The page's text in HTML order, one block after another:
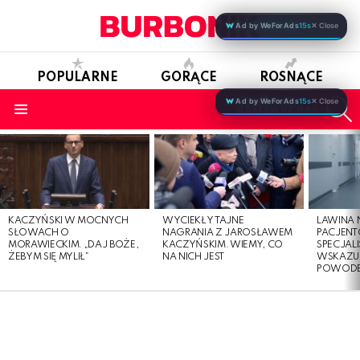
POPULARNE GORĄCE ROSNĄCE
LATEST
KACZYŃSKI W MOCNYCH
SŁOWACH O
MORAWIECKIM. „DAJ BOŻE,
ŻEBYM SIĘ MYLIŁ”
WYCIEKŁY TAJNE
NAGRANIA Z JAROSŁAWEM
KACZYŃSKIM. WIEMY, CO
NA NICH JEST
LAWINA
Ad by WeForAds15s✕ Close
Ad by WeForAds15s✕ Close